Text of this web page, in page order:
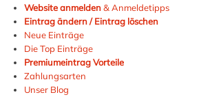
Website anmelden& Anmeldetipps
Eintrag ändern / Eintrag löschen
Neue Einträge
Die Top Einträge
Premiumeintrag Vorteile
Zahlungsarten
Unser Blog